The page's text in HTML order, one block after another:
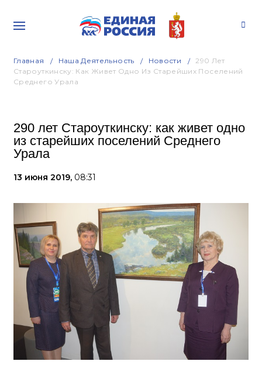
Главная Наша Деятельность Новости
290 Лет
Староуткинску: Как Живет Одно Из Старейших Поселений
Среднего Урала
290 лет Староуткинску: как живет одно
из старейших поселений Среднего
Урала
13 июня 2019, 08:31